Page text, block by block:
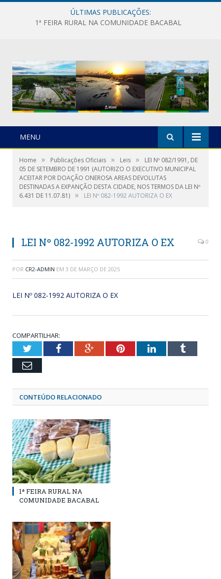
ÚLTIMAS PUBLICAÇÕES:
1ª FEIRA RURAL NA COMUNIDADE BACABAL
MENU
Home » Publicações Oficiais » Leis »
LEI Nº 082/1991, DE
05 DE SETEMBRO DE 1991 (AUTORIZO O EXECUTIVO MUNICIPAL
ACEITAR POR DOAÇÃO ONEROSA AREAS DEVOLUTAS
DESTINADAS A EXPANÇÃO DESTA CIDADE, NOS TERMOS DA LEI Nº
6.431 DE 11.07.81) » LEI Nº 082-1992 AUTORIZA O EX
LEI Nº 082-1992 AUTORIZA O EX 0
POR CR2-ADMIN EM 3 DE MARÇO DE 2025
LEI Nº 082-1992 AUTORIZA O EX
COMPARTILHAR:
TwitterFacebookGoogle+PinterestLinkedInTumblr
Email
CONTEÚDO RELACIONADO
1ª FEIRA RURAL NA
COMUNIDADE BACABAL